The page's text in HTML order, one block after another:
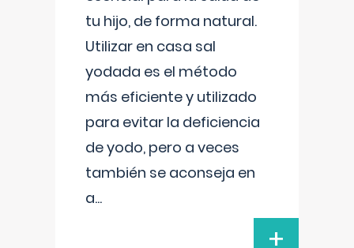
tu hijo, de forma natural.
Utilizar en casa sal
yodada es el método
más eficiente y utilizado
para evitar la deficiencia
de yodo, pero a veces
también se aconseja en
a...
+